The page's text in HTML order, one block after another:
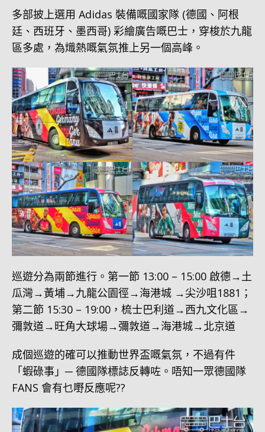
多部披上選用 Adidas 裝備嘅國家隊 (德國、阿根
廷、西班牙、墨西哥) 彩繪廣告嘅巴士，穿梭於九龍
區多處，為熾熱嘅氣氛推上另一個高峰。
巡遊分為兩節進行。第一節 13:00 – 15:00 啟德→土
瓜灣→黃埔→九龍公園徑→海港城 →尖沙咀1881；
第二節 15:30 – 19:00，梳士巴利道→西九文化區→
彌敦道→旺角大球場→彌敦道→海港城→北京道
成個巡遊的確可以推動世界盃嘅氣氛，不過有件
「蝦碌事」─ 德國隊標誌反轉咗。唔知一眾德國隊
FANS 會有乜嘢反應呢??